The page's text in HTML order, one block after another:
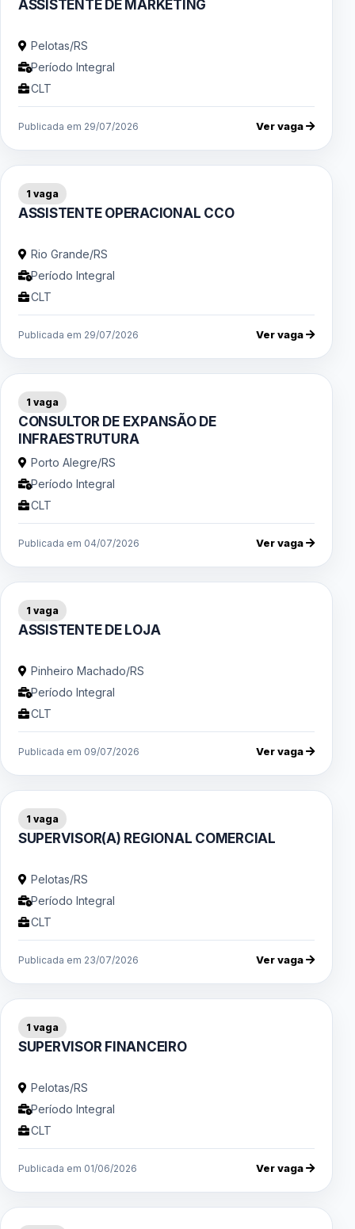
ASSISTENTE DE MARKETING
Pelotas/RS
Período Integral
CLT
Publicada em 29/07/2026 Ver vaga
1 vaga
ASSISTENTE OPERACIONAL CCO
Rio Grande/RS
Período Integral
CLT
Publicada em 29/07/2026 Ver vaga
1 vaga
CONSULTOR DE EXPANSÃO DE
INFRAESTRUTURA
Porto Alegre/RS
Período Integral
CLT
Publicada em 04/07/2026 Ver vaga
1 vaga
ASSISTENTE DE LOJA
Pinheiro Machado/RS
Período Integral
CLT
Publicada em 09/07/2026 Ver vaga
1 vaga
SUPERVISOR(A) REGIONAL COMERCIAL
Pelotas/RS
Período Integral
CLT
Publicada em 23/07/2026 Ver vaga
1 vaga
SUPERVISOR FINANCEIRO
Pelotas/RS
Período Integral
CLT
Publicada em 01/06/2026 Ver vaga